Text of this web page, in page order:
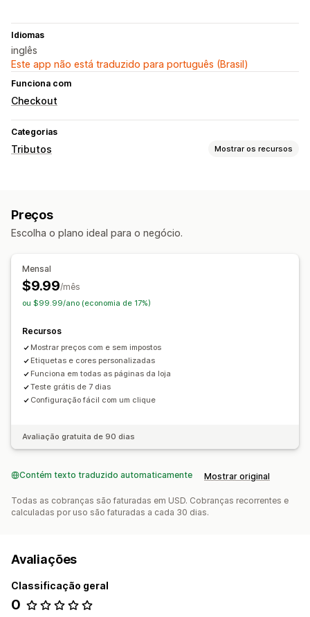
Idiomas
inglês
Este app não está traduzido para português (Brasil)
Funciona com
Checkout
Categorias
Tributos Mostrar os recursos
Inscrição
Preços
Escolha o plano ideal para o negócio.
Mensal
$9.99/mês
ou $99.99/ano (economia de 17%)
Recursos
Mostrar preços com e sem impostos
Etiquetas e cores personalizadas
Funciona em todas as páginas da loja
Teste grátis de 7 dias
Configuração fácil com um clique
Avaliação gratuita de 90 dias
Contém texto traduzido automaticamente Mostrar original
Todas as cobranças são faturadas em USD. Cobranças recorrentes e
calculadas por uso são faturadas a cada 30 dias.
Avaliações
Classificação geral
0